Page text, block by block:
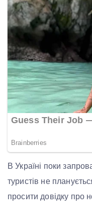
В Україні поки
туристів не
просити довідку про